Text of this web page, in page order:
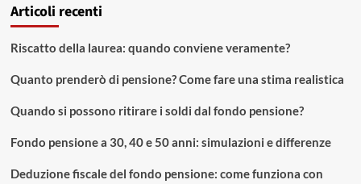
Articoli recenti
Riscatto della laurea: quando conviene veramente?
Quanto prenderò di pensione? Come fare una stima realistica
Quando si possono ritirare i soldi dal fondo pensione?
Fondo pensione a 30, 40 e 50 anni: simulazioni e differenze
Deduzione fiscale del fondo pensione: come funziona con